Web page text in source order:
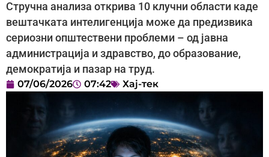
Стручна анализа открива 10 клучни области каде
вештачката интелигенција може да предизвика
сериозни општествени проблеми – од јавна
администрација и здравство, до образование,
демократија и пазар на труд.
07/06/2026 07:42 Хај-тек